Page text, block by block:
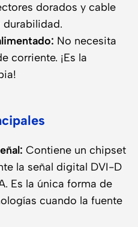
dorados y cable
No necesita
corriente. ¡Es la
Contiene un chipset
la señal digital DVI-D
Es la única forma de
cuando la fuente